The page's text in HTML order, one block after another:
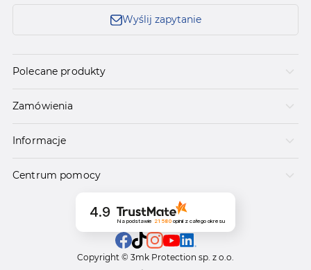
Wyślij zapytanie
Polecane produkty
Zamówienia
Informacje
Centrum pomocy
4.9
Na podstawie 21 580opinii z całego okresu
Copyright © 3mk Protection sp. z o.o.